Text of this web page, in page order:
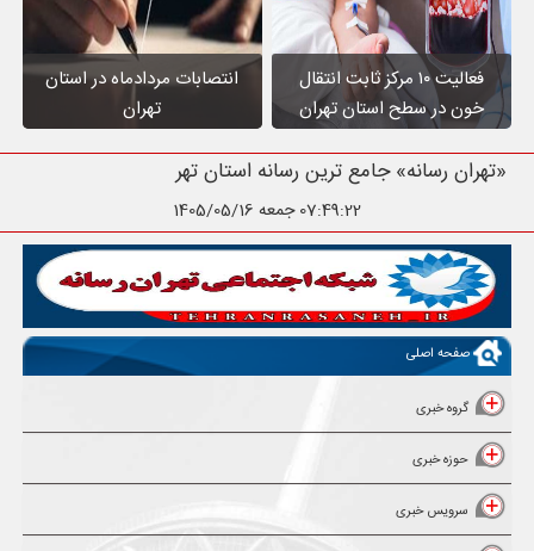
فعالیت ۱۰ مرکز ثابت انتقال
خون در سطح استان تهران
انتصابات مردادماه در استان
تهران
«تهران رسانه» جامع ترین رسانه استان تهران
07:49:23 جمعه 1405/05/16
صفحه اصلی
گروه خبری
حوزه خبری
سرویس خبری